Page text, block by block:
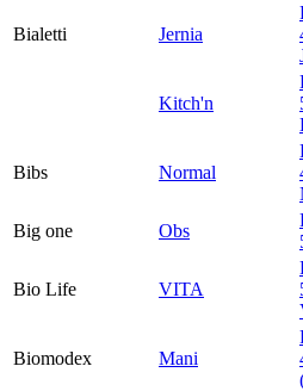
Bialetti Jernia
Kitch'n
Bibs Normal
Big one
Obs
Bio Life VITA
Biomodex Mani